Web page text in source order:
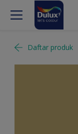
Daftar produk